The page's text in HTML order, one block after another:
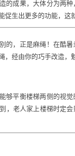
的成果，大体分为两
促生出更多的功能，这
的，正是麻绳！在酷暑
，经由你的巧手改造，
够平衡楼梯两侧的视
，老人家上楼梯时定